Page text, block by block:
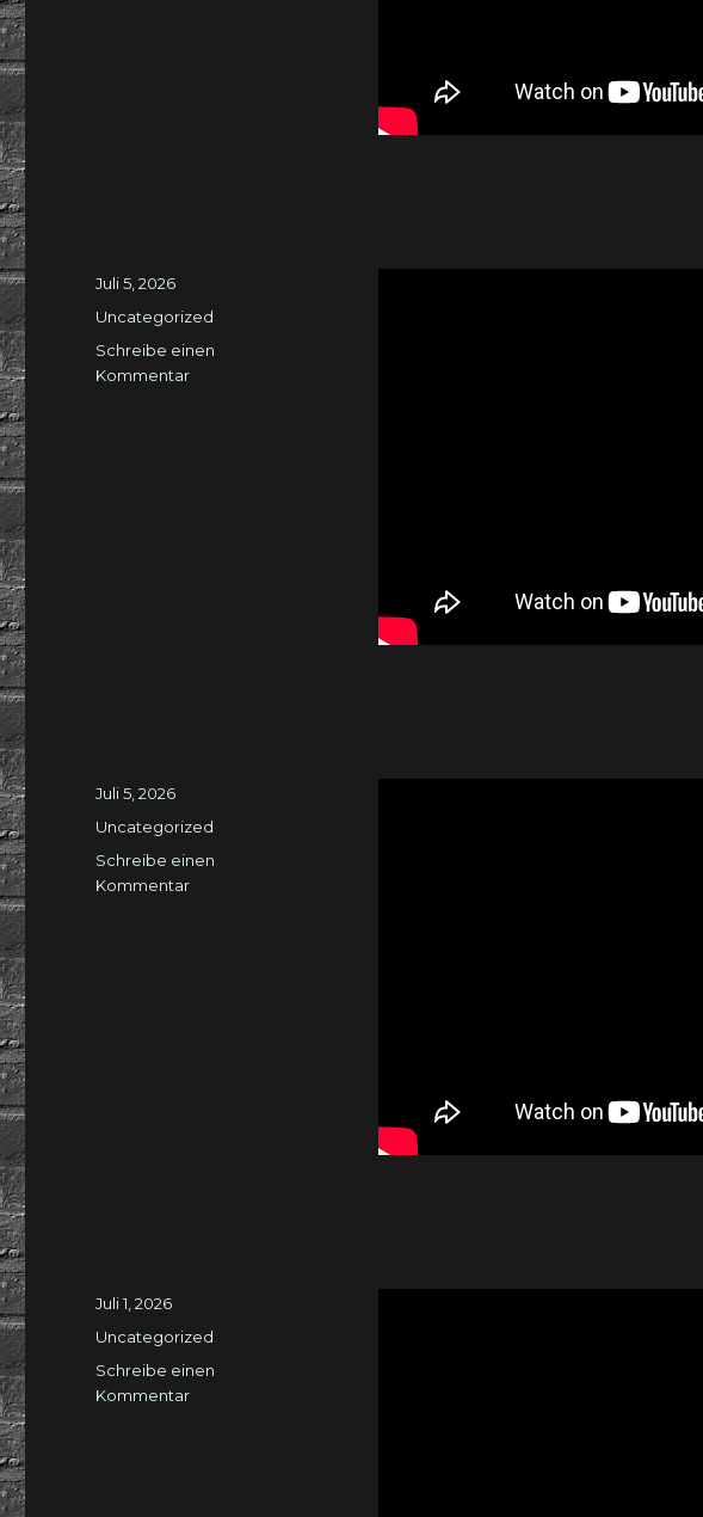
Veröffentlicht
Juli 5, 2026
Kategorien
Uncategorized
Schreibe einen
Kommentarzu
Veröffentlicht
Juli 5, 2026
Kategorien
Uncategorized
Schreibe einen
Kommentarzu
Veröffentlicht
Juli 1, 2026
Kategorien
Uncategorized
Schreibe einen
Kommentarzu